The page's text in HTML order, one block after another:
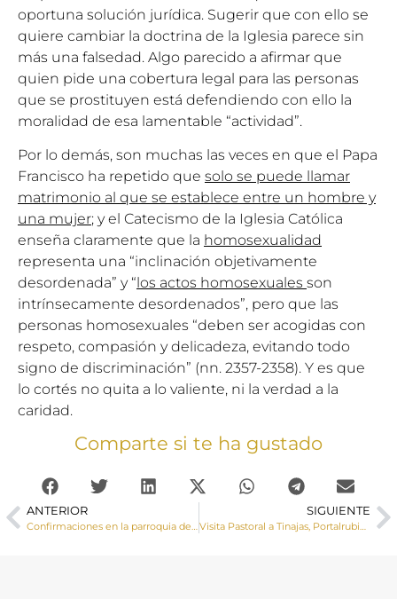
oportuna solución jurídica. Sugerir que con ello se
quiere cambiar la doctrina de la Iglesia parece sin
más una falsedad. Algo parecido a afirmar que
quien pide una cobertura legal para las personas
que se prostituyen está defendiendo con ello la
moralidad de esa lamentable “actividad”.
Por lo demás, son muchas las veces en que el Papa
Francisco ha repetido que solo se puede llamar
matrimonio al que se establece entre un hombre y
una mujer; y el Catecismo de la Iglesia Católica
enseña claramente que la homosexualidad
representa una “inclinación objetivamente
desordenada” y “ los actos homosexuales son
intrínsecamente desordenados”, pero que las
personas homosexuales “deben ser acogidas con
respeto, compasión y delicadeza, evitando todo
signo de discriminación” (nn. 2357-2358). Y es que
lo cortés no quita a lo valiente, ni la verdad a la
caridad.
Comparte si te ha gustado
ANTERIOR
Confirmaciones en la parroquia de El Salvador (Cuenca)
SIGUIENTE
Visita Pastoral a Tinajas, Portalrubio de Guadamejud y Valdemoro del Rey